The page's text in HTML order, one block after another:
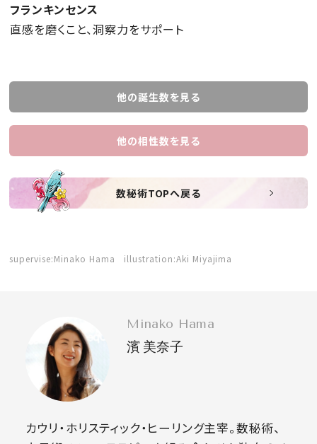
フランキンセンス
直感を磨くこと、洞察力をサポート
他の誕生数を見る
他の相性数を見る
数秘術TOPへ戻る
supervise:Minako Hama illustration:Aki Miyajima
Minako Hama
濱 美奈子
カウリ・ホリスティック・ヒーリング主宰。数秘術、